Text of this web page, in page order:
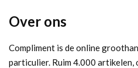
Over ons
Compliment is de online
particulier. Ruim 4.000 artikelen,